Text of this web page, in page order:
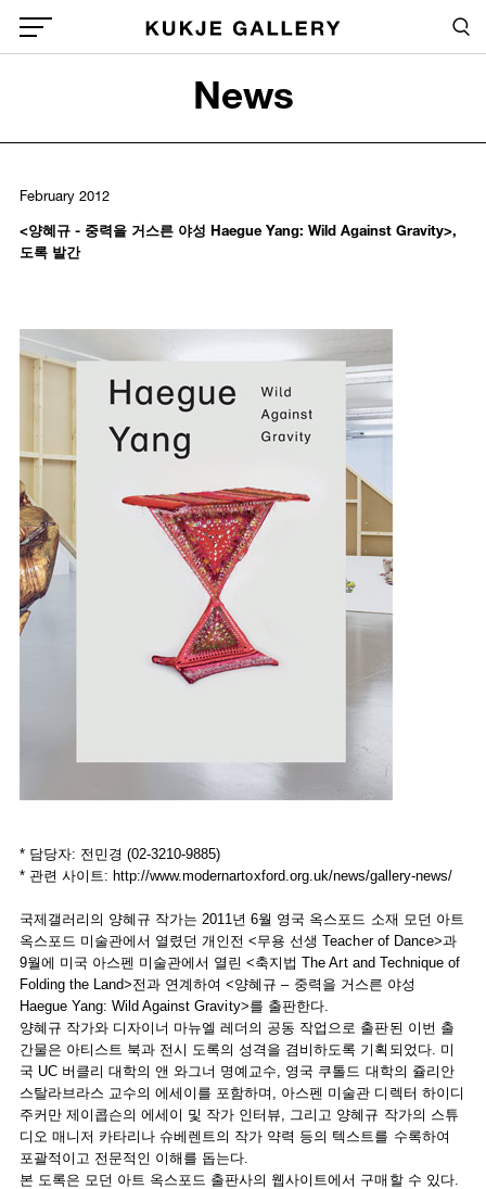
Skip to main content
Global Menu Open Button
News
February 2012
<양혜규 - 중력을 거스른 야성 Haegue Yang: Wild Against Gravity>,
도록 발간
* 담당자: 전민경 (02-3210-9885)
* 관련 사이트: http://www.modernartoxford.org.uk/news/gallery-news/
국제갤러리의 양혜규 작가는 2011년 6월 영국 옥스포드 소재 모던 아트
옥스포드 미술관에서 열렸던 개인전 <무용 선생 Teacher of Dance>과
9월에 미국 아스펜 미술관에서 열린 <축지법 The Art and Technique of
Folding the Land>전과 연계하여 <양혜규 – 중력을 거스른 야성
Haegue Yang: Wild Against Gravity>를 출판한다.
양혜규 작가와 디자이너 마뉴엘 레더의 공동 작업으로 출판된 이번 출
간물은 아티스트 북과 전시 도록의 성격을 겸비하도록 기획되었다. 미
국 UC 버클리 대학의 앤 와그너 명예교수, 영국 쿠톨드 대학의 쥴리안
스탈라브라스 교수의 에세이를 포함하며, 아스펜 미술관 디렉터 하이디
주커만 제이콥슨의 에세이 및 작가 인터뷰, 그리고 양혜규 작가의 스튜
디오 매니저 카타리나 슈베렌트의 작가 약력 등의 텍스트를 수록하여
포괄적이고 전문적인 이해를 돕는다.
본 도록은 모던 아트 옥스포드 출판사의 웹사이트에서 구매할 수 있다.